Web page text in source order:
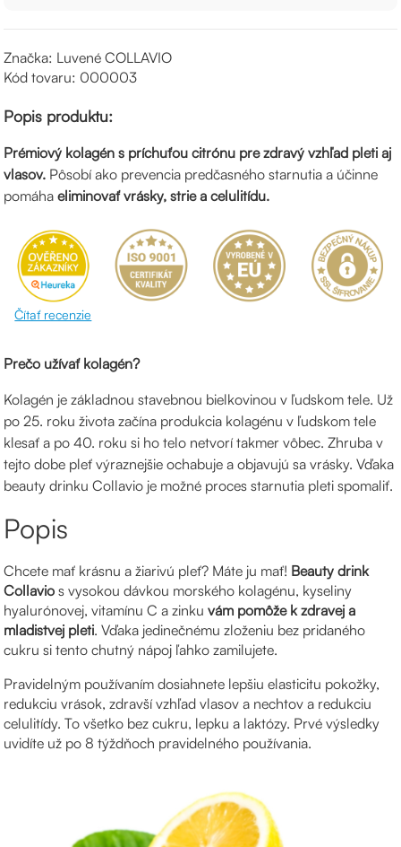
Značka: Luvené COLLAVIO
Kód tovaru: 000003
Popis produktu:
Prémiový kolagén s príchuťou citrónu pre zdravý vzhľad pleti aj
vlasov. Pôsobí ako prevencia predčasného starnutia a účinne
pomáhaeliminovať vrásky, strie a celulitídu.
Čítať recenzie
Prečo užívať kolagén?
Kolagén je základnou stavebnou bielkovinou v ľudskom tele. Už
po 25. roku života začína produkcia kolagénu v ľudskom tele
klesať a po 40. roku si ho telo netvorí takmer vôbec. Zhruba v
tejto dobe pleť výraznejšie ochabuje a objavujú sa vrásky. Vďaka
beauty drinku Collavio je možné proces starnutia pleti spomaliť.
Popis
Chcete mať krásnu a žiarivú pleť? Máte ju mať! Beauty drink
Collavio s vysokou dávkou morského kolagénu, kyseliny
hyalurónovej, vitamínu C a zinkuvám pomôže k zdravej a
mladistvej pleti. Vďaka jedinečnému zloženiu bez pridaného
cukru si tento chutný nápoj ľahko zamilujete.
Pravidelným používaním dosiahnete lepšiu elasticitu pokožky,
redukciu vrások, zdravší vzhľad vlasov a nechtov a redukciu
celulitídy. To všetko bez cukru, lepku a laktózy. Prvé výsledky
uvidíte už po 8 týždňoch pravidelného používania.